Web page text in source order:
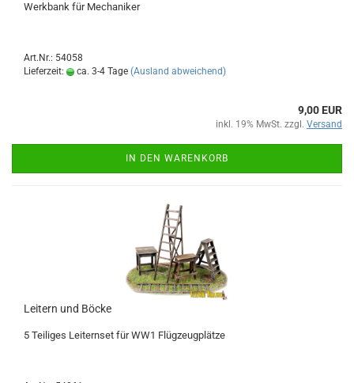
Werkbank für Mechaniker
Art.Nr.: 54058
Lieferzeit:
ca. 3-4 Tage (Ausland abweichend)
9,00 EUR
inkl. 19% MwSt. zzgl. Versand
IN DEN WARENKORB
Leitern und Böcke
5 Teiliges Leiternset für WW1 Flügzeugplätze